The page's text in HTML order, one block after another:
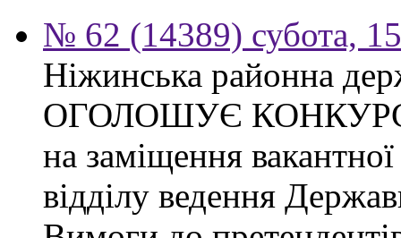
№ 62 (14389) субота,
Ніжинська районна
ОГОЛОШУЄ
на заміщення вакантної
відділу ведення